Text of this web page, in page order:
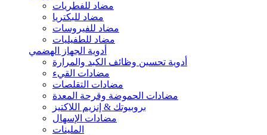
مضاد للفطريات
مضاد للبكتريا
مضاد للفيروسات
مضاد للطفيليات
أدوية الجهاز الهضمي
أدوية تحسين وظائف الكبد والمرارة
مضادات القيء
مضادات التقلصات
مضادات الحموضة وقرحة المعدة
بروبيوتك & إنزيم اللاكتيز
مضادات الإسهال
الملينات